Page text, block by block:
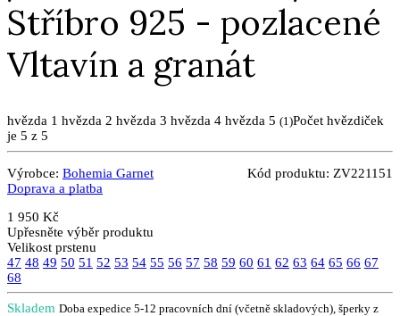
Stříbro 925 - pozlacené
Vltavín a granát
hvězda 1 hvězda 2 hvězda 3 hvězda 4 hvězda 5 (1)Počet hvězdiček
je 5 z 5
Výrobce: Bohemia Garnet Kód produktu: ZV221151
Doprava a platba
1 950 Kč
Upřesněte výběr produktu
Velikost prstenu
47 48 49 50 51 52 53 54 55 56 57 58 59 60 61 62 63 64 65 66 67
68
Skladem Doba expedice 5-12 pracovních dní (včetně skladových), šperky z